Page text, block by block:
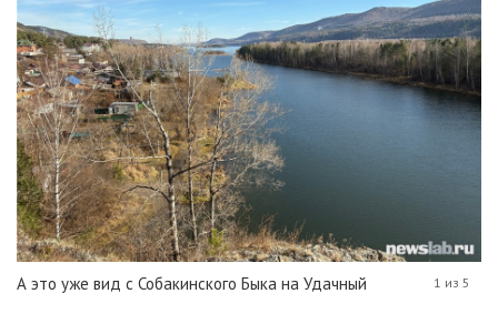
А это уже вид с Собакинского Быка на Удачный 1 из 5